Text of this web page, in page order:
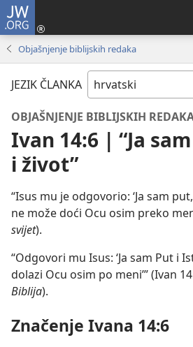
JW.ORG
Objašnjenje biblijskih redaka
JEZIK ČLANKA
OBJAŠNJENJE BIBLIJSKIH
Ivan 14:6 | “Ja
i život”
“Isus mu je odgovorio: ‘Ja sam
ne može doći Ocu osim preko
svijet).
“Odgovori mu Isus: ‘Ja sam Put i
dolazi Ocu osim po meni’” (Ivan
Biblija).
Značenje Ivana 14:6